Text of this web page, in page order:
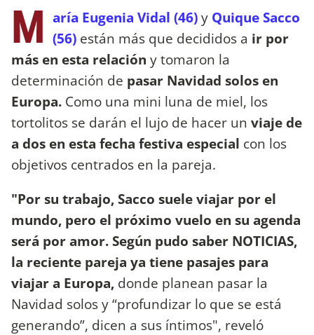
M aría Eugenia Vidal (46)y Quique Sacco
(56) están más que decididos a ir por
más en esta relación y tomaron la
determinación de pasar Navidad solos en
Europa. Como una mini luna de miel, los
tortolitos se darán el lujo de hacer un viaje de
a dos en esta fecha festiva especial con los
objetivos centrados en la pareja.
"Por su trabajo, Sacco suele viajar por el
mundo, pero el próximo vuelo en su agenda
será por amor. Según pudo saber NOTICIAS,
la reciente pareja ya tiene pasajes para
viajar a Europa, donde planean pasar la
Navidad solos y “profundizar lo que se está
generando”, dicen a sus íntimos", reveló